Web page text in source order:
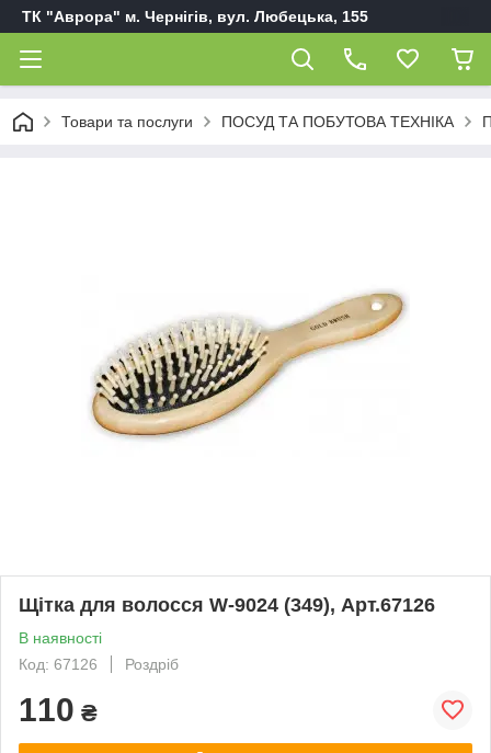
ТК "Аврора" м. Чернігів, вул. Любецька, 155
Товари та послуги ПОСУД ТА ПОБУТОВА ТЕХНІКА
Щітка для волосся W-9024 (349), Арт.67126
В наявності
Код: 67126
Роздріб
110 ₴